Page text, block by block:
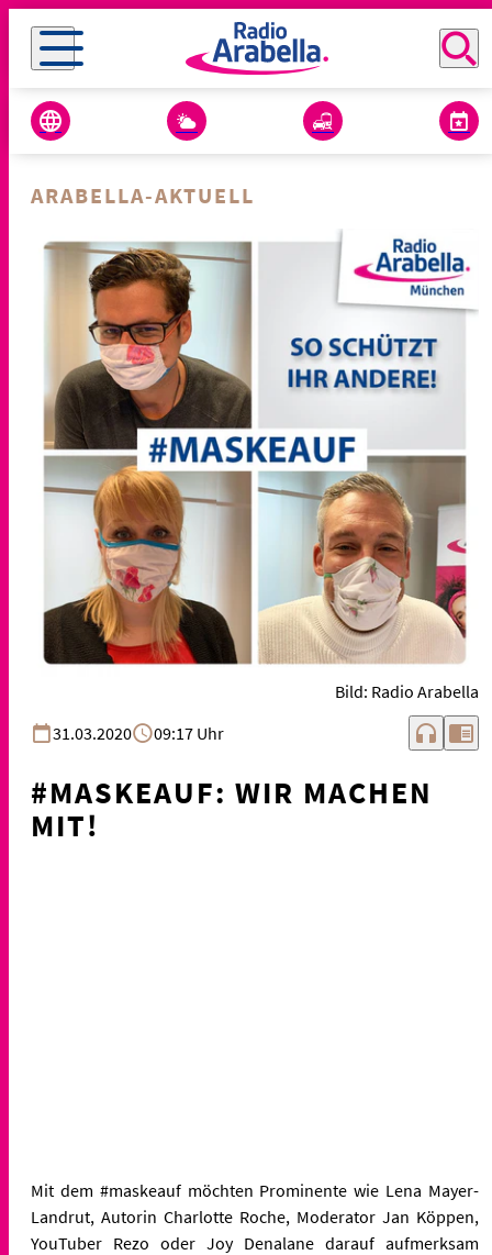
ARABELLA-AKTUELL
Bild: Radio Arabella
31.03.2020
09:17 Uhr headphones chrome_reader_mode
#MASKEAUF: WIR MACHEN
MIT!
Mit dem #maskeauf möchten Prominente wie Lena Mayer-
Landrut, Autorin Charlotte Roche, Moderator Jan Köppen,
YouTuber Rezo oder Joy Denalane darauf aufmerksam